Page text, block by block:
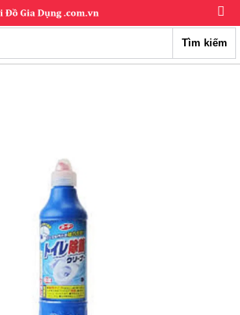
Tìm kiếm